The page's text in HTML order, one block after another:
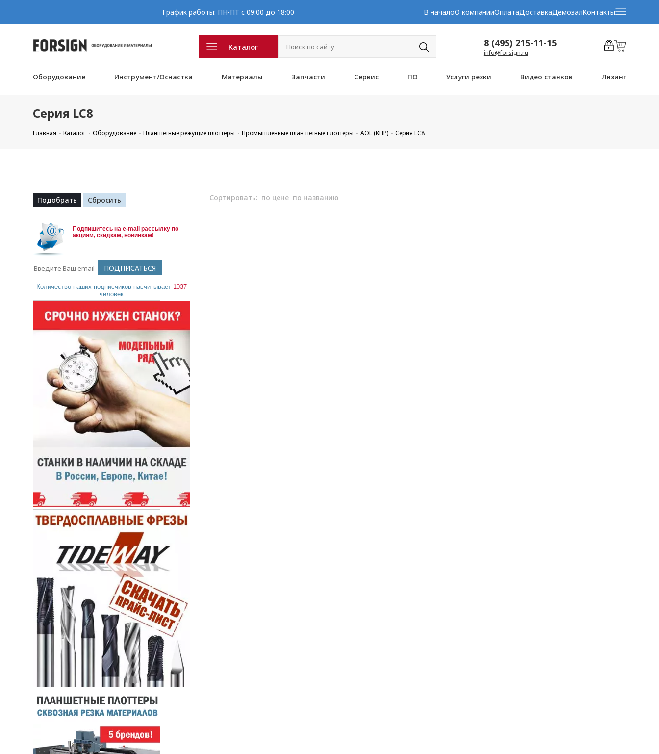
График работы: ПН-ПТ с 09:00 до 18:00 В началоО компанииОплатаДоставкаДемозалКонтакты
Каталог 8 (495) 215-11-15
info@forsign.ru
Оборудование Инструмент/Оснастка Материалы Запчасти Сервис ПО Услуги резки Видео станков Лизинг
Серия LC8
Главная Каталог Оборудование Планшетные режущие плоттеры Промышленные планшетные плоттеры AOL (КНР) Серия LC8
Подпишитесь на e-mail рассылку по
акциям, скидкам, новинкам!
Количество наших подписчиков насчитывает 1037
человек
Сортировать: по цене по названию